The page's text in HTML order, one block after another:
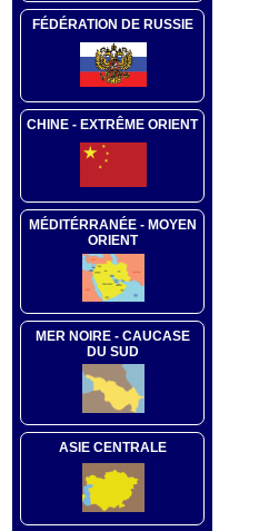
FÉDÉRATION DE RUSSIE
CHINE - EXTRÊME ORIENT
MÉDITÉRRANÉE - MOYEN
ORIENT
MER NOIRE - CAUCASE
DU SUD
ASIE CENTRALE